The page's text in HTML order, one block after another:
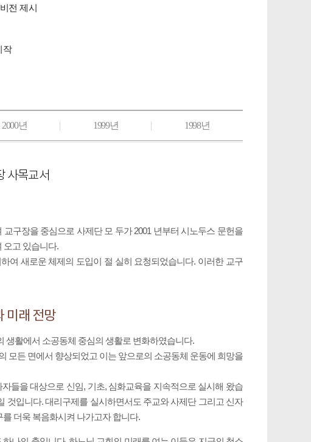
전 제시
작
2000년 1999년 1998년
사목교서
구장을 중심으로 사제단 모 두가 2001 년부터 시노두스 문헌을
오고 있습니다.
여 새로운 체제의 도입이 절 실히 요청되었습니다. 이러한 교구
미래 전망
생활에서 소공동체 중심의 생활로 변화하였습니다.
모든 면에서 향상되었고 이는 앞으로의 소공동체 운동에 희망을
들을 대상으로 신임, 기초, 심화교육을 지속적으로 실시해 왔습
것입니다. 대리구제를 실시하면서도 주교와 사제단 그리고 신자
더욱 복음화시켜 나가고자 합니다.